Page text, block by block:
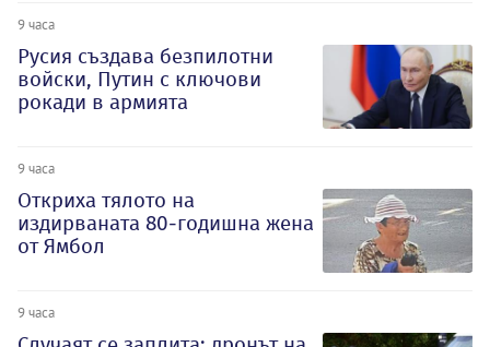
9 часа
Русия създава безпилотни
войски, Путин с ключови
рокади в армията
9 часа
Откриха тялото на
издирваната 80-годишна жена
от Ямбол
9 часа